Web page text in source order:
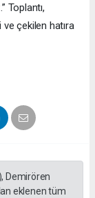
Toplantı,
çekilen hatıra
Demirören
eklenen tüm